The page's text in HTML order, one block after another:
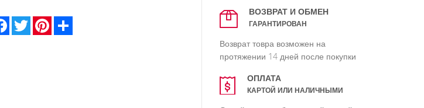
Facebook
Twitter Pinterest
ВОЗВРАТ И ОБМЕН
ГАРАНТИРОВАН
Возврат товра возможен на
протяжении 14 дней после покупки
ОПЛАТА
КАРТОЙ ИЛИ НАЛИЧНЫМИ